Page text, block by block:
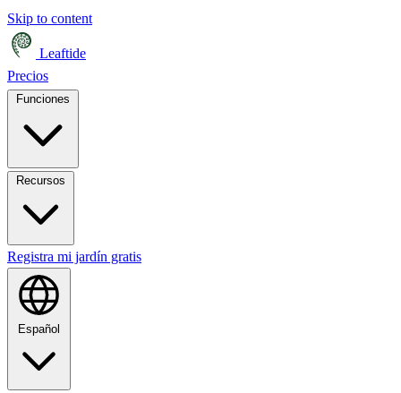
Skip to content
Leaftide
Precios
Registra mi jardín gratis
Español